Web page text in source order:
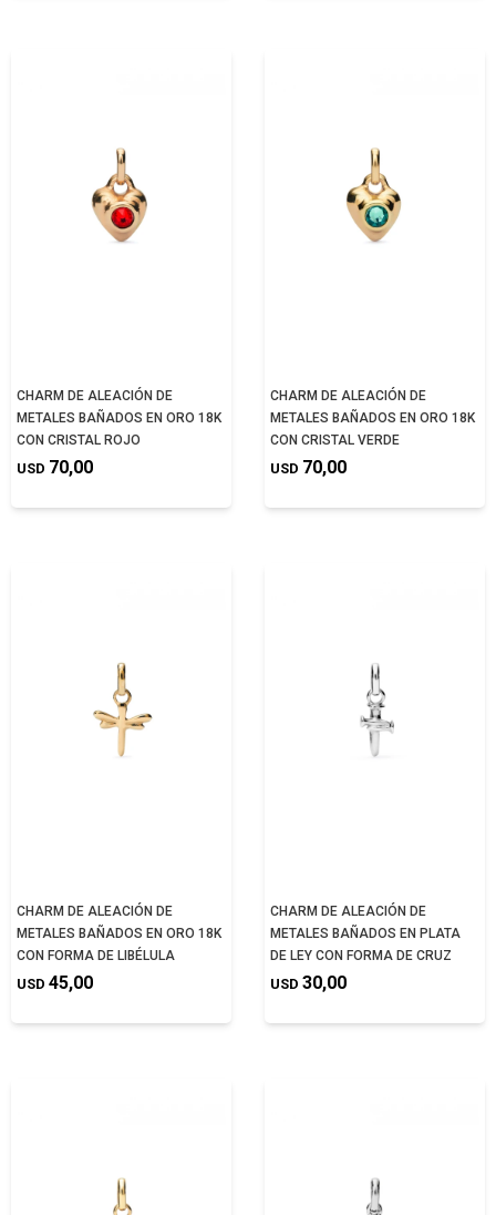
CHARM DE ALEACIÓN DE
METALES BAÑADOS EN ORO 18K
CON CRISTAL ROJO
USD 70,00
CHARM DE ALEACIÓN DE
METALES BAÑADOS EN ORO 18K
CON CRISTAL VERDE
USD 70,00
CHARM DE ALEACIÓN DE
METALES BAÑADOS EN ORO 18K
CON FORMA DE LIBÉLULA
USD 45,00
CHARM DE ALEACIÓN DE
METALES BAÑADOS EN PLATA
DE LEY CON FORMA DE CRUZ
USD 30,00